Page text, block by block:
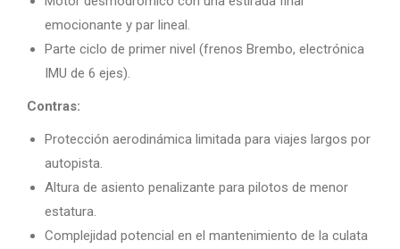
emocionante y par lineal.
Parte ciclo de primer nivel (frenos Brembo, electrónica
IMU de 6 ejes).
Contras:
Protección aerodinámica limitada para viajes largos por
autopista.
Altura de asiento penalizante para pilotos de menor
estatura.
Complejidad potencial en el mantenimiento de la culata